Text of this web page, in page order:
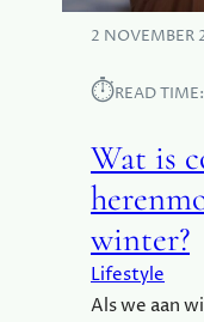
I
G
O
E
2 NOVEMBER
⏱︎READ TIME:
Wat is
winter?
Lifestyle
Als we aan